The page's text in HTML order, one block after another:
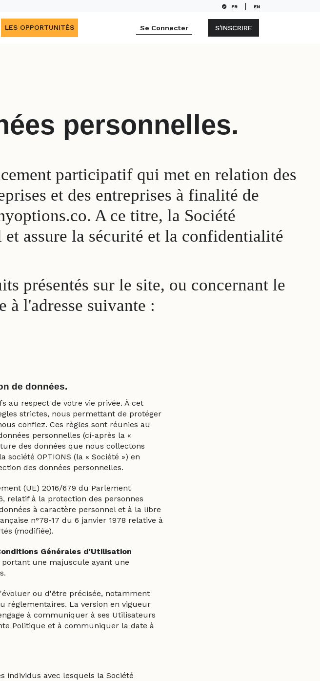
FR | EN
LES OPPORTUNITÉS Se Connecter S'INSCRIRE
personnelles.
participatif qui met en relation des
et des entreprises à finalité de
A ce titre, la Société
assure la sécurité et la confidentialité
présentés sur le site, ou concernant le
à l'adresse suivante :
de données.
au respect de votre vie privée. À cet
strictes, nous permettant de protéger
confiez. Ces règles sont réunies au
personnelles (ci-après la «
des données que nous collectons
OPTIONS (la « Société ») en
des données personnelles.
(UE) 2016/679 du Parlement
relatif à la protection des personnes
à caractère personnel et à la libre
n°78-17 du 6 janvier 1978 relative à
(modifiée).
Générales d'Utilisation
portant une majuscule ayant une
ou d'être précisée, notamment
réglementaires. La version en vigueur
à communiquer à ses Utilisateurs
Politique et à communiquer la date à
individus avec lesquels la Société